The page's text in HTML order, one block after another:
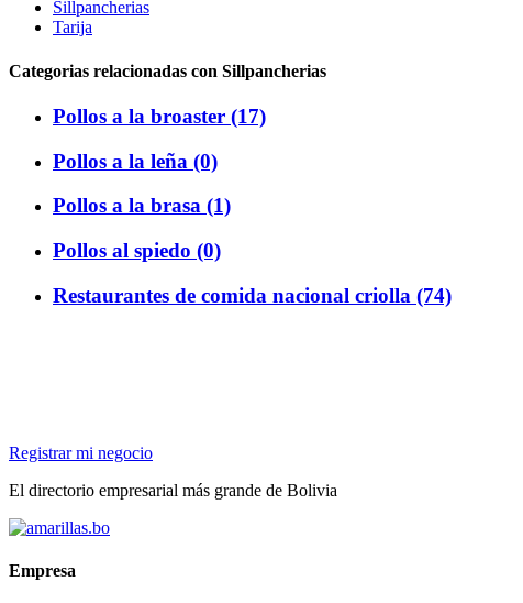
Sillpancherias
Tarija
Categorias relacionadas con Sillpancherias
Pollos a la broaster (17)
Pollos a la leña (0)
Pollos a la brasa (1)
Pollos al spiedo (0)
Restaurantes de comida nacional criolla (74)
Registrar mi negocio
El directorio empresarial más grande de Bolivia
Empresa